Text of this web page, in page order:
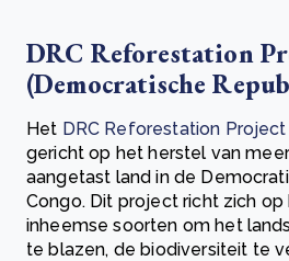
DRC Reforestation
(Democratische
Het DRC Reforestation Project
gericht op het herstel van
aangetast land in de
Congo. Dit project richt zich
inheemse soorten om het
te blazen, de biodiversiteit te